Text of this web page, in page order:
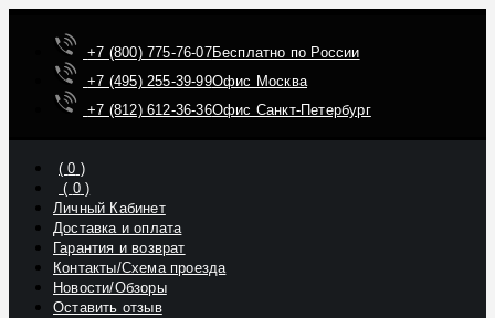
+7 (800) 775-76-07Бесплатно по России
+7 (495) 255-39-99Офис Москва
+7 (812) 612-36-36Офис Санкт-Петербург
(0 )
( 0)
Личный Кабинет
Доставка и оплата
Гарантия и возврат
Контакты/Схема проезда
Новости/Обзоры
Оставить отзыв